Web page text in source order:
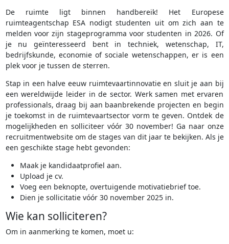
De ruimte ligt binnen handbereik! Het Europese
ruimteagentschap ESA nodigt studenten uit om zich aan te
melden voor zijn stageprogramma voor studenten in 2026. Of
je nu geïnteresseerd bent in techniek, wetenschap, IT,
bedrijfskunde, economie of sociale wetenschappen, er is een
plek voor je tussen de sterren.
Stap in een halve eeuw ruimtevaartinnovatie en sluit je aan bij
een wereldwijde leider in de sector. Werk samen met ervaren
professionals, draag bij aan baanbrekende projecten en begin
je toekomst in de ruimtevaartsector vorm te geven. Ontdek de
mogelijkheden en solliciteer vóór 30 november! Ga naar onze
recruitmentwebsite om de stages van dit jaar te bekijken. Als je
een geschikte stage hebt gevonden:
Maak je kandidaatprofiel aan.
Upload je cv.
Voeg een beknopte, overtuigende motivatiebrief toe.
Dien je sollicitatie vóór 30 november 2025 in.
Wie kan solliciteren?
Om in aanmerking te komen, moet u: